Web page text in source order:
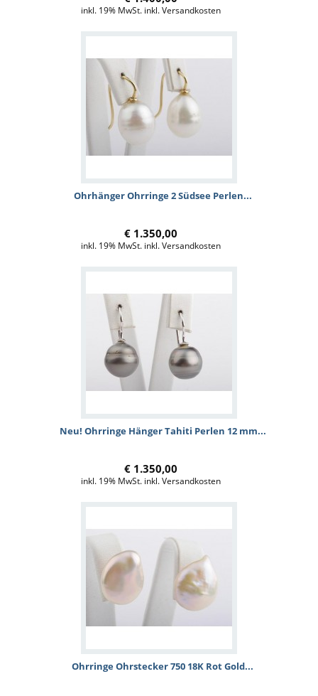
inkl. 19% MwSt. inkl. Versandkosten
Ohrhänger Ohrringe 2 Südsee Perlen...
€ 1.350,00
inkl. 19% MwSt. inkl. Versandkosten
Neu! Ohrringe Hänger Tahiti Perlen 12 mm...
€ 1.350,00
inkl. 19% MwSt. inkl. Versandkosten
Ohrringe Ohrstecker 750 18K Rot Gold...